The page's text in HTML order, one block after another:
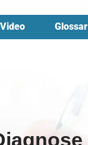
Glossar